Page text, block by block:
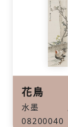
花鳥
水墨
08200040